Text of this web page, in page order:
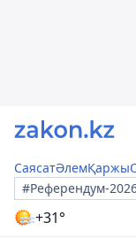
СаясатӘлемҚаржы
#Референдум-
+31°